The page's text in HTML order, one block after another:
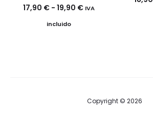
17,90 € - 19,90 €Rango
19,90 €
IVA
incluido
Copyright © 2026